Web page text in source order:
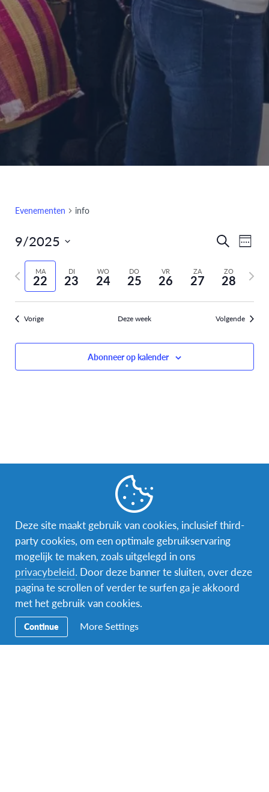
Evenementen info
Zoeken
en
ZoekenWeek
9/2025
Selecteer
datumMA
22
DI
23
WO
24
DO
25
VR
26
ZA
27
ZO
28
vorige
week
Vorige Deze week Volgende
Abonneer op kalender
FacebookInstagramMessenger
Secundaire
Navigatie
Naar het buitenland
Word gastgezin
Deze site maakt gebruik van cookies, inclusief third-
party cookies, om een optimale gebruikservaring
mogelijk te maken, zoals uitgelegd in ons
privacybeleid. Door deze banner te sluiten, over deze
pagina te scrollen of verder te surfen ga je akkoord
met het gebruik van cookies.
Continue More Settings